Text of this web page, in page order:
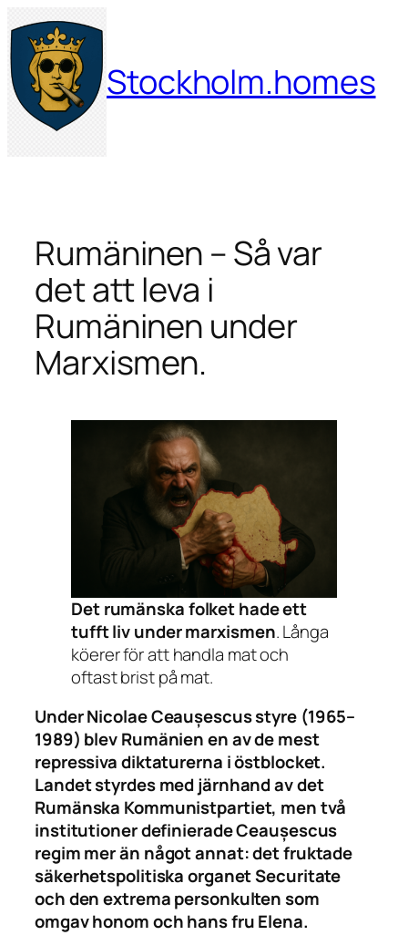
Hoppa
till
innehåll
Stockholm.homes
Rumäninen – Så var
det att leva i
Rumäninen under
Marxismen.
Det rumänska folket hade ett
tufft liv under marxismen. Långa
köerer för att handla mat och
oftast brist på mat.
Under Nicolae Ceaușescus styre (1965–
1989) blev Rumänien en av de mest
repressiva diktaturerna i östblocket.
Landet styrdes med järnhand av det
Rumänska Kommunistpartiet, men två
institutioner definierade Ceaușescus
regim mer än något annat: det fruktade
säkerhetspolitiska organet Securitate
och den extrema personkulten som
omgav honom och hans fru Elena.